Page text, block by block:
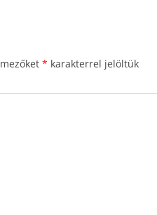
* karakterrel jelöltük